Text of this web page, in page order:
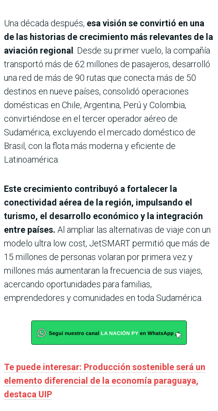
Una década después, esa visión se convirtió en una
de las historias de crecimiento más relevantes de la
aviación regional
. Desde su primer vuelo, la compañía
transportó más de 62 millones de pasajeros, desarrolló
una red de más de 90 rutas que conecta más de 50
destinos en nueve países, consolidó operaciones
domésticas en Chile, Argentina, Perú y Colombia,
convirtiéndose en el tercer operador aéreo de
Sudamérica, excluyendo el mercado doméstico de
Brasil, con la flota más moderna y eficiente de
Latinoamérica.
Este crecimiento contribuyó a fortalecer la
conectividad aérea de la región, impulsando el
turismo, el desarrollo económico y la integración
entre países. Al ampliar las alternativas de viaje con un
modelo ultra low cost, JetSMART permitió que más de
15 millones de personas volaran por primera vez y
millones más aumentaran la frecuencia de sus viajes,
acercando oportunidades para familias,
emprendedores y comunidades en toda Sudamérica.
Te puede interesar: Producción sostenible será un
elemento diferencial de la economía paraguaya,
destaca UIP